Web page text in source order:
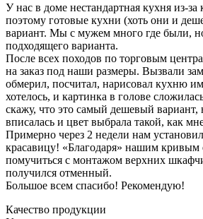
У нас в доме нестандартная кухня из-за
поэтому готовые кухни (хоть они и
вариант. Мы с мужем много где были,
подходящего варианта.
После всех походов по торговым
на заказ под наши размеры. Вызвали
обмерил, посчитал, нарисовал кухню
хотелось, и картинка в голове
скажу, что это самый дешевый вариант,
вписалась и цвет выбрала такой, как
Примерно через 2 недели нам
красавицу! «Благодаря» нашим
помучиться с монтажом верхних
получился отменный.
Большое всем спасибо! Рекомендую!
Качество продукции